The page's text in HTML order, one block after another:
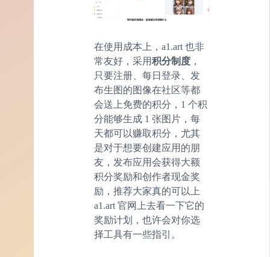
在使用成本上，a1.art 也非
常友好，采用积分制度 ，
只要注册、每日登录、发
布生图的图像在社区等都
会送上免费的积分，1 个积
分能够生成 1 张图片，每
天都可以赚取积分，尤其
是对于想要创建应用的朋
友，发布应用会获得大额
积分奖励和创作者现金奖
励，推荐大家真的可以上
a1.art 官网上去看一下它的
奖励计划，也许会对你选
择工具有一些指引。